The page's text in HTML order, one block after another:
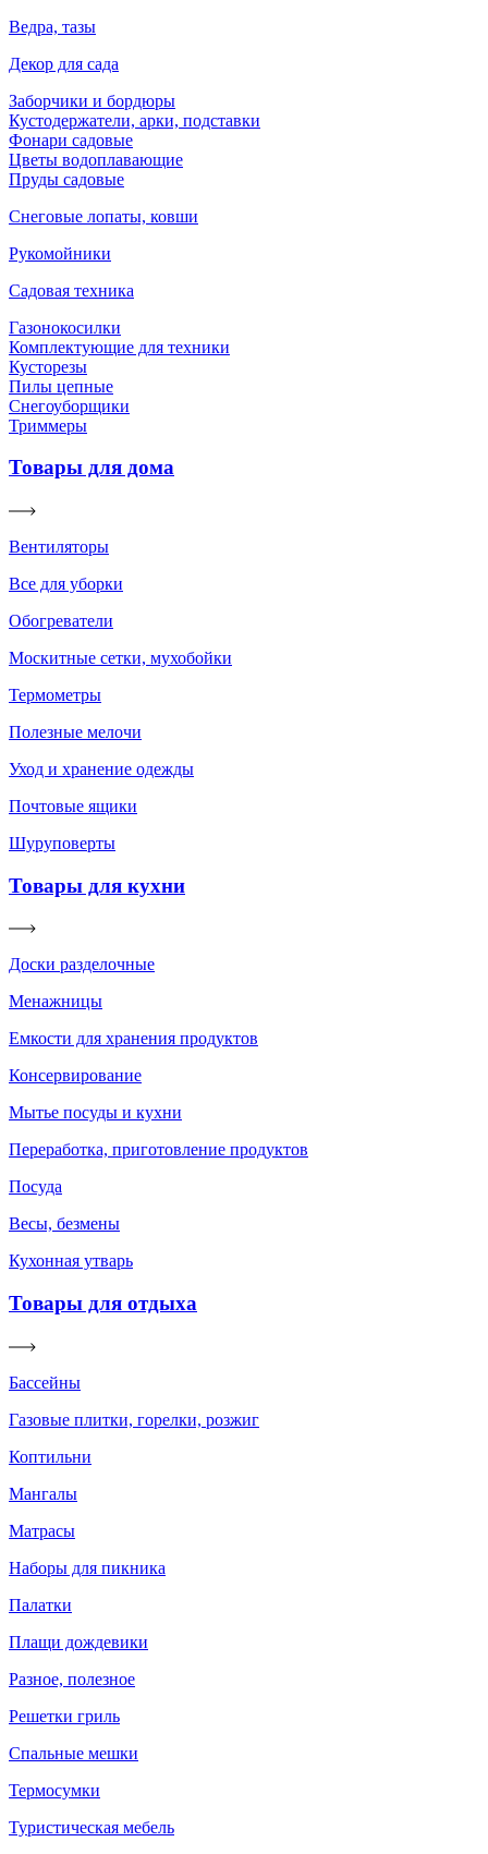
Ведра, тазы
Декор для сада
Заборчики и бордюры
Кустодержатели, арки, подставки
Фонари садовые
Цветы водоплавающие
Пруды садовые
Снеговые лопаты, ковши
Рукомойники
Садовая техника
Газонокосилки
Комплектующие для техники
Кусторезы
Пилы цепные
Снегоуборщики
Триммеры
Товары для дома
Вентиляторы
Все для уборки
Обогреватели
Москитные сетки, мухобойки
Термометры
Полезные мелочи
Уход и хранение одежды
Почтовые ящики
Шуруповерты
Товары для кухни
Доски разделочные
Менажницы
Емкости для хранения продуктов
Консервирование
Мытье посуды и кухни
Переработка, приготовление продуктов
Посуда
Весы, безмены
Кухонная утварь
Товары для отдыха
Бассейны
Газовые плитки, горелки, розжиг
Коптильни
Мангалы
Матрасы
Наборы для пикника
Палатки
Плащи дождевики
Разное, полезное
Решетки гриль
Спальные мешки
Термосумки
Туристическая мебель